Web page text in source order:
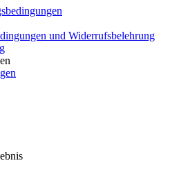
und Widerrufsbelehrung